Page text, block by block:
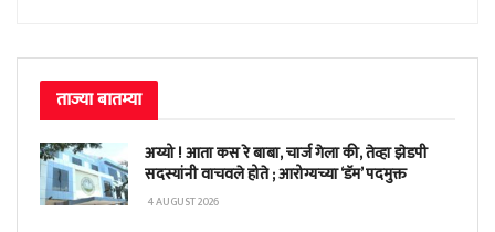
ताज्या बातम्या
अय्यो ! आता कस रे बाबा, चार्ज गेला की, तेव्हा झेडपी
सदस्यांनी वाचवले होते ; आरोग्यच्या ‘डॅम’ पदमुक्त
4 AUGUST 2026